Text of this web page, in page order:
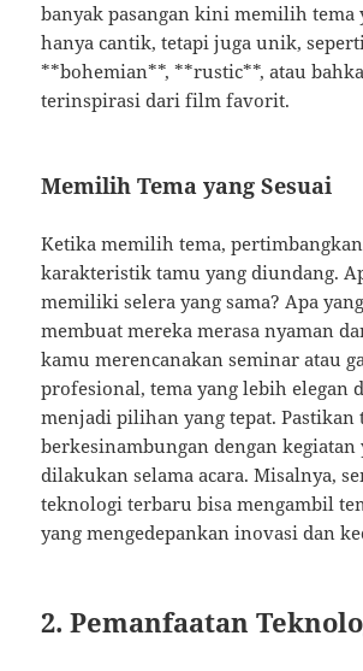
banyak pasangan kini memilih tema
hanya cantik, tetapi juga unik,
**bohemian**, **rustic**, atau
terinspirasi dari film favorit.
Memilih Tema yang Sesuai
Ketika memilih tema,
karakteristik tamu yang diundang.
memiliki selera yang sama? Apa
membuat mereka merasa nyaman
kamu merencanakan seminar atau
profesional, tema yang lebih elegan
menjadi pilihan yang tepat. Pastikan
berkesinambungan dengan kegiatan
dilakukan selama acara. Misalnya,
teknologi terbaru bisa mengambil
yang mengedepankan inovasi dan
2. Pemanfaatan